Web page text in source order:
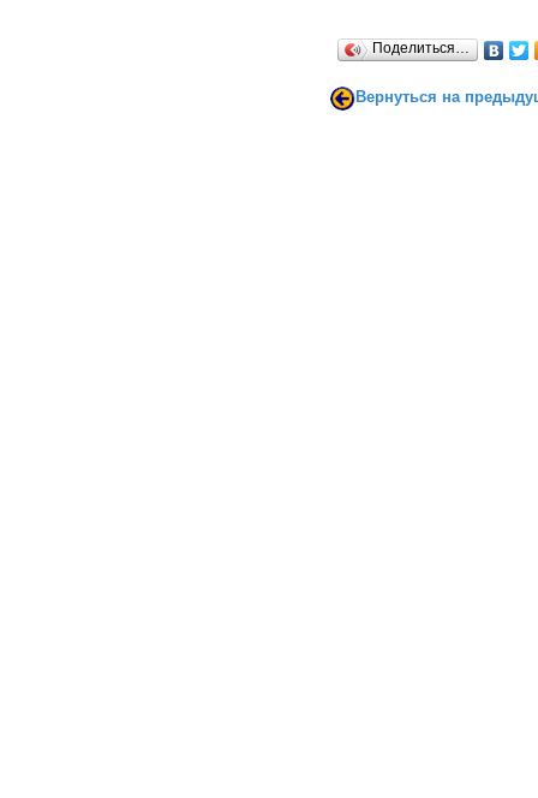
Поделиться…
Вернуться на